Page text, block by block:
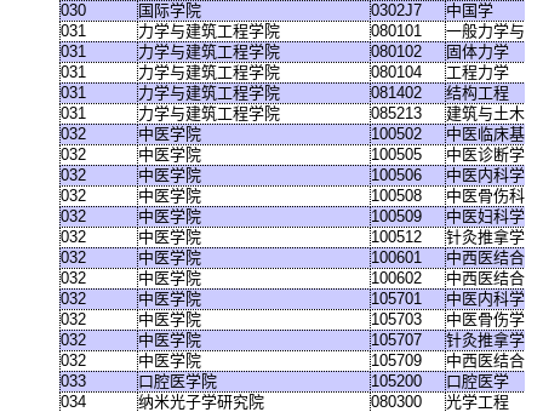
030
国际学院 0302J7
中国学
031
力学与建筑工程学院 080101
一般力学与
031
力学与建筑工程学院 080102
固体力学
031
力学与建筑工程学院 080104
工程力学
031
力学与建筑工程学院 081402
结构工程
031
力学与建筑工程学院 085213
建筑与土木
032
中医学院 100502
中医临床基础
032
中医学院 100505
中医诊断学
032
中医学院 100506
中医内科学
032
中医学院 100508
中医骨伤科学
032
中医学院 100509
中医妇科学
032
中医学院 100512
针灸推拿学
032
中医学院 100601
中西医结合
032
中医学院 100602
中西医结合
032
中医学院 105701
中医内科学
032
中医学院 105703
中医骨伤学
032
中医学院 105707
针灸推拿学
032
中医学院 105709
中西医结合
033
口腔医学院 105200
口腔医学
034
纳米光子学研究院 080300 光学工程